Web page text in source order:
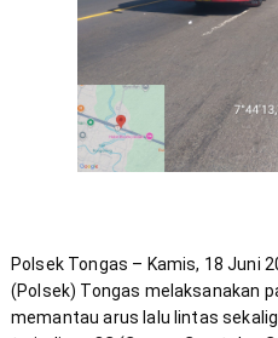
Polsek Tongas – Kamis, 18 Juni
(Polsek) Tongas melaksanakan
memantau arus lalu lintas